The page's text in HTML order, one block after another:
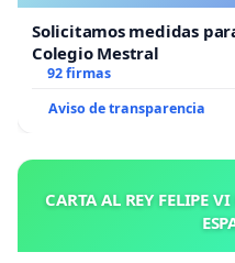
Solicitamos medidas
Colegio Mestral
92 firmas
Aviso de transparencia
CARTA AL REY FELIPE